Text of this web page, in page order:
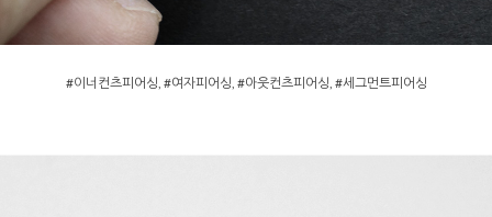
#이너컨츠피어싱, #여자피어싱, #아웃컨츠피어싱, #세그먼트피어싱